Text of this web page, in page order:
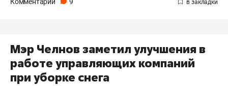
Комментарии 9
Мэр Челнов заметил улучшения в
работе управляющих компаний
при уборке снега